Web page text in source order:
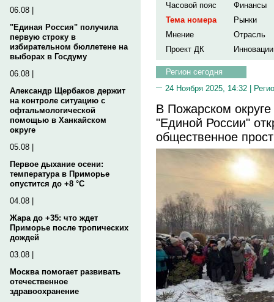
06.08 |
"Единая Россия" получила
первую строку в
избирательном бюллетене на
выборах в Госдуму
06.08 |
Александр Щербаков держит
на контроле ситуацию с
офтальмологической
помощью в Ханкайском
округе
05.08 |
Первое дыхание осени:
температура в Приморье
опустится до +8 °C
04.08 |
Жара до +35: что ждет
Приморье после тропических
дождей
03.08 |
Москва помогает развивать
отечественное
здравоохранение
Часовой пояс
Финансы
Тема номера
Рынки
Мнение
Отрасль
Проект ДК
Инновации
Регион сегодня
24 Ноября 2025, 14:32 |
В Пожарском
"Единой России"
общественное